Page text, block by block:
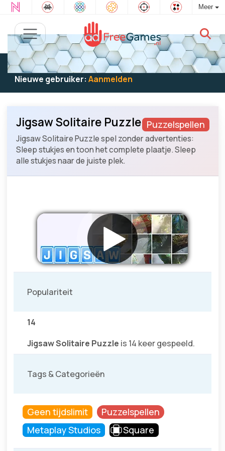
Meer
Bestaande gebruiker: Log in
om te spelen
Nieuwe gebruiker: Aanmelden
Puzzelspellen
Jigsaw Solitaire Puzzle
Jigsaw Solitaire Puzzle spel zonder advertenties:
Sleep stukjes en toon het complete plaatje. Sleep
alle stukjes naar de juiste plek.
Populariteit
14
Jigsaw Solitaire Puzzle is 14 keer gespeeld.
Tags & Categorieën
Geen tijdslimit
Puzzelspellen
Metaplay Studios
Square